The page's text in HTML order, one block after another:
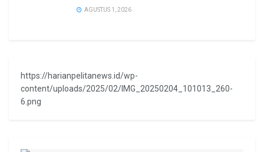
AGUSTUS 1, 2026
https://harianpelitanews.id/wp-
content/uploads/2025/02/IMG_20250204_101013_260-
6.png